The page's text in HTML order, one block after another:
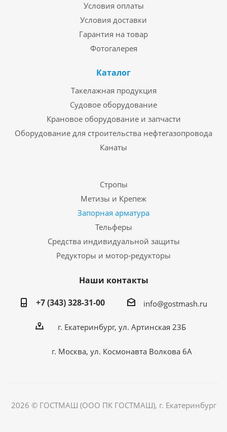
Условия оплаты
Условия доставки
Гарантия на товар
Фотогалерея
Каталог
Такелажная продукция
Судовое оборудование
Крановое оборудование и запчасти
Оборудование для строительства нефтегазопровода
Канаты
Стропы
Метизы и Крепеж
Запорная арматура
Тельферы
Средства индивидуальной защиты
Редукторы и мотор-редукторы
Наши контакты
+7 (343) 328-31-00
info@gostmash.ru
г. Екатеринбург, ул. Артинская 23Б
г. Москва, ул. Космонавта Волкова 6А
2026 © ГОСТМАШ (ООО ПК ГОСТМАШ), г. Екатеринбург